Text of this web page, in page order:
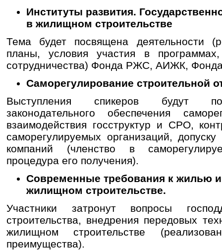
Институты развития.
в жилищном строительстве
Тема будет посвящена деятельности
планы, условия участия в программах,
сотрудничества) Фонда РЖС, АИЖК,
Саморегулирование строительной
Выступления спикеров будут
законодательного обеспечения
взаимодействия госструктур и СРО,
саморегулируемых организаций,
компаний (членство в
процедура его получения).
Современные требования к жилью
жилищном строительстве.
Участники затронут вопросы
строительства, внедрения передовых
жилищном строительстве
преимущества).